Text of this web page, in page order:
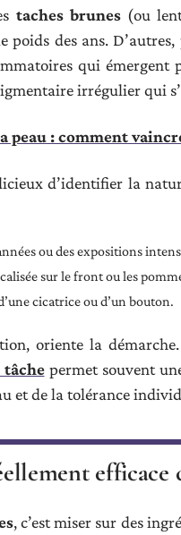
taches brunes(ou
des ans.
qui émergent
irrégulier qui
peau : comment
d’identifier la
ou des expositions
sur le front ou les
cicatrice ou d’un bouton.
oriente la
permet souvent
et de la tolérance
efficace
, c’est miser sur des